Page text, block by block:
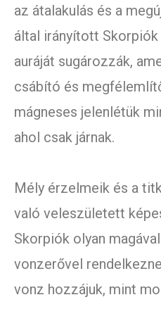
az átalakulás és a
által irányított
auráját sugározzák,
csábító és
mágneses jelenlétük
ahol csak járnak.
Mély érzelmeik és a
való veleszületett
Skorpiók olyan
vonzerővel
vonz hozzájuk, mint